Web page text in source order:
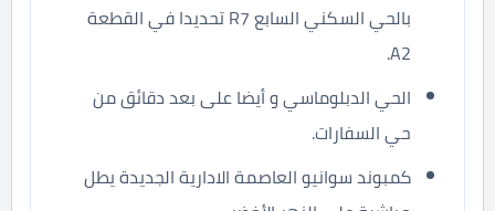
بالحي السكني السابع R7 تحديدا في القطعة
A2.
الحي الدبلوماسي و أيضا على بعد دقائق من
حي السفارات.
كمبوند سوانيو العاصمة الادارية الجديدة يطل